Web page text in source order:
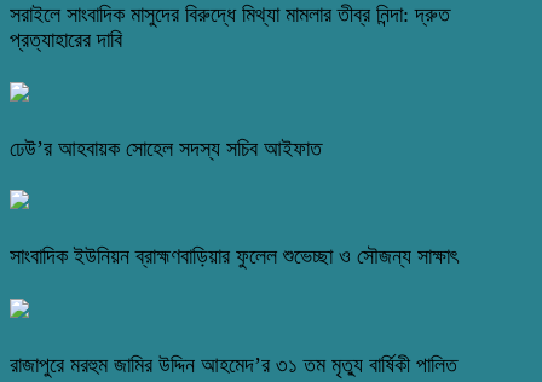
সরাইলে সাংবাদিক মাসুদের বিরুদ্ধে মিথ্যা মামলার তীব্র নিন্দা: দ্রুত
প্রত্যাহারের দাবি
ঢেউ’র আহবায়ক সোহেল সদস্য সচিব আইফাত
সাংবাদিক ইউনিয়ন ব্রাহ্মণবাড়িয়ার ফুলেল শুভেচ্ছা ও সৌজন্য সাক্ষাৎ
রাজাপুরে মরহুম জামির উদ্দিন আহমেদ’র ৩১ তম মৃত্যু বার্ষিকী পালিত